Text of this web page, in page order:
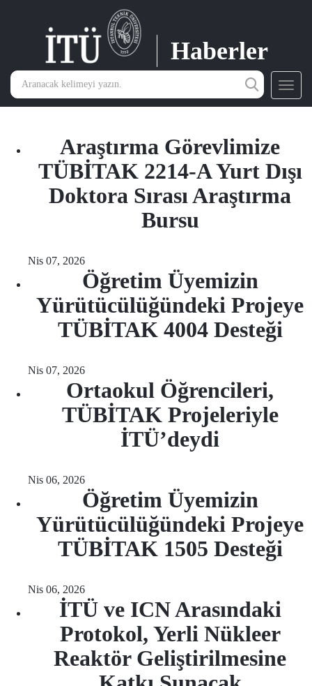
Haberler
Araştırma Görevlimize
TÜBİTAK 2214-A Yurt Dışı
Doktora Sırası Araştırma
Bursu
Nis 07, 2026
Öğretim Üyemizin
Yürütücülüğündeki Projeye
TÜBİTAK 4004 Desteği
Nis 07, 2026
Ortaokul Öğrencileri,
TÜBİTAK Projeleriyle
İTÜ’deydi
Nis 06, 2026
Öğretim Üyemizin
Yürütücülüğündeki Projeye
TÜBİTAK 1505 Desteği
Nis 06, 2026
İTÜ ve ICN Arasındaki
Protokol, Yerli Nükleer
Reaktör Geliştirilmesine